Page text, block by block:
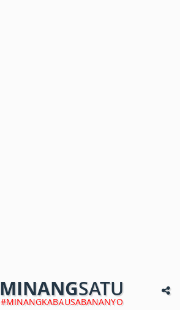
MINANGSATU
#MINANGKABAUSABANANYO